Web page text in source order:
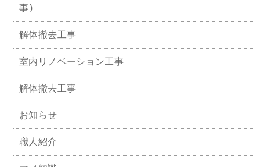
事)
解体撤去工事
室内リノベーション工事
解体撤去工事
お知らせ
職人紹介